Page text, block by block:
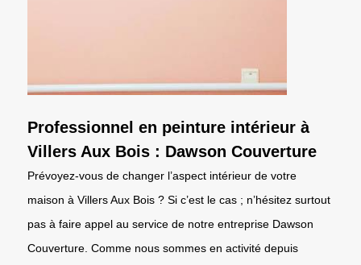
Professionnel en peinture intérieur à
Villers Aux Bois : Dawson Couverture
Prévoyez-vous de changer l’aspect intérieur de votre
maison à Villers Aux Bois ? Si c’est le cas ; n’hésitez surtout
pas à faire appel au service de notre entreprise Dawson
Couverture. Comme nous sommes en activité depuis